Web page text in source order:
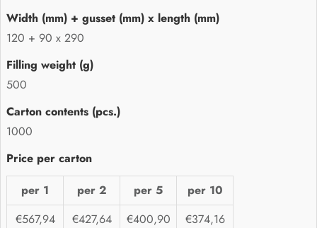
120 + 90 x 290
500
1000
per 1 per 2 per 5
per 10
€567,94
€427,64 €400,90 €374,16